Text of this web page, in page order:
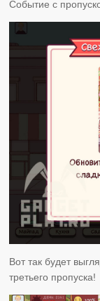
Событие с
Вот так будет
третьего пропуска!